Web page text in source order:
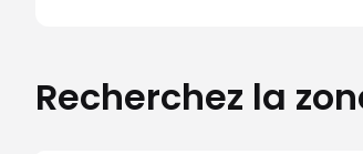
Recherchez la